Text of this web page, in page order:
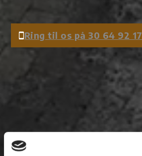
Ring til os på 30 64 92 17